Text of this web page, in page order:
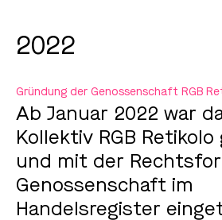
2022
Gründung der Genossenschaft RGB
Ab Januar 2022 war
Kollektiv RGB
und mit der
Genossenschaft im
Handelsregister